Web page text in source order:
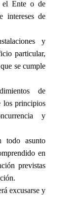
el Ente o de
intereses de
y
particular,
se cumple
de
los principios
y
todo asunto
en
previstas
excusarse y